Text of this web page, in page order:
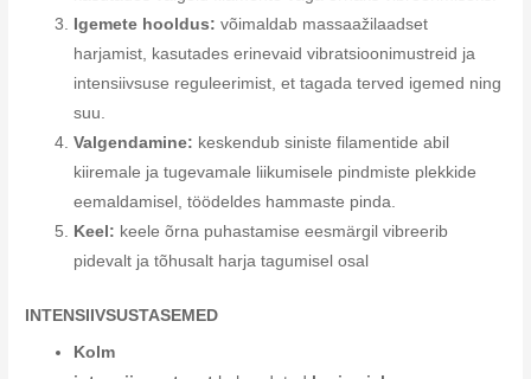
Igemete hooldus: võimaldab massaažilaadset
harjamist, kasutades erinevaid vibratsioonimustreid ja
intensiivsuse reguleerimist, et tagada terved igemed ning
suu.
Valgendamine: keskendub siniste filamentide abil
kiiremale ja tugevamale liikumisele pindmiste plekkide
eemaldamisel, töödeldes hammaste pinda.
Keel: keele õrna puhastamise eesmärgil vibreerib
pidevalt ja tõhusalt harja tagumisel osal
INTENSIIVSUSTASEMED
Kolm